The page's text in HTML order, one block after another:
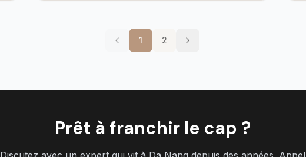
1 2
Prêt à franchir le cap ?